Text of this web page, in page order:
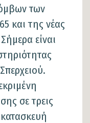
των
και της νέας
είναι
σε τρεις